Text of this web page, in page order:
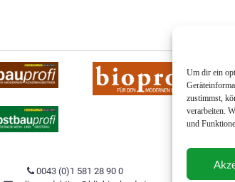
Um dir ein
zustimmst,
verarbeiten.
und
0043 (0)1 581 28 90 0